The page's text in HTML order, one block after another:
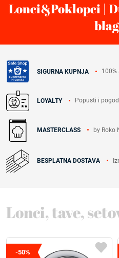
Lonci&Poklopci |
SIGURNA KUPNJA 100%
LOYALTY Popusti i
MASTERCLASS by Roko
BESPLATNA DOSTAVA
Lonci, tave,
-50%